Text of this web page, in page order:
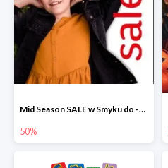
Mid Season SALE w Smyku do -50%
50%